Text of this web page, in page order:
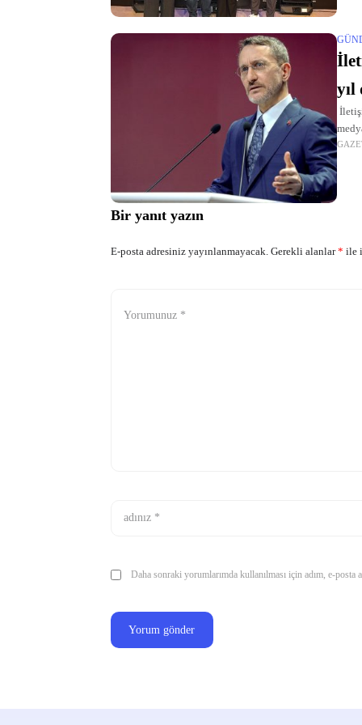
yıl
Bir yanıt yazın
E-posta adresiniz yayınlanmayacak. Gerekli alanlar* ile
Daha sonraki yorumlarımda kullanılması için adım, e-posta